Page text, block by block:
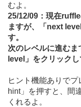
むよ。
25/12/09：現在
ますが、「next
す。
次のレベルに進む
level」をクリックし
ヒント機能ありで
hint」を押すと、間
くれるよ。